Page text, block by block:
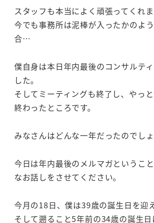
スタッフも本当によく頑張ってくれま
今でも事務所は泥棒が入ったかのよ
合…
僕自身は本日年内最後のコンサルテ
した。
そしてミーティングも終了し、やっ
終わったところです。
みなさんはどんな一年だったのでし
今日は年内最後のメルマガというこ
なお話しをさせてください。
今月の18日、僕は39歳の誕生日を迎
そして遡ること5年前の34歳の誕生